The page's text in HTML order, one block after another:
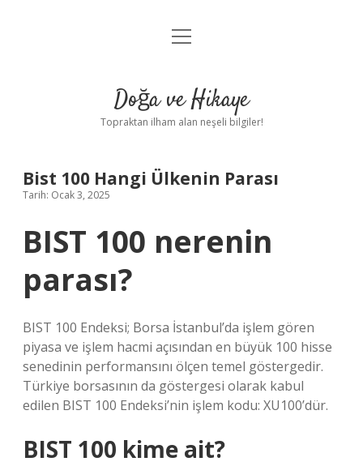
Anasayfa
Yasal Uyarı
menüyü
Doğa ve Hikaye
Topraktan ilham alan neşeli bilgiler!
Bist 100 Hangi Ülkenin Parası
Tarih: Ocak 3, 2025
BIST 100 nerenin
parası?
BIST 100 Endeksi; Borsa İstanbul’da işlem gören
piyasa ve işlem hacmi açısından en büyük 100 hisse
senedinin performansını ölçen temel göstergedir.
Türkiye borsasının da göstergesi olarak kabul
edilen BIST 100 Endeksi’nin işlem kodu: XU100’dür.
BIST 100 kime ait?